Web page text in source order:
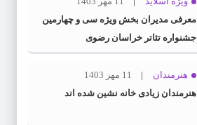
معرفی مدیران بخش ویژه سی و چهارمین
جشنواره تئاتر خراسان رضوی
هنرمندان
11 مهر 1403
هنرمندان زیادی خانه نشین شده اند